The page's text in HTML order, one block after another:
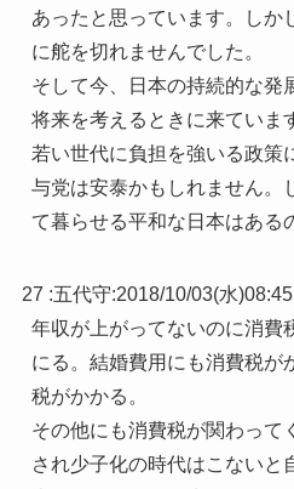
あったと思っています。しか
に舵を切れませんでした。
そして今、日本の持続的な発
将来を考えるときに来ていま
若い世代に負担を強いる政策
与党は安泰かもしれません。
て暮らせる平和な日本はある
27 :五代守:2018/10/03(水
年収が上がってないのに消費
にる。結婚費用にも消費税が
税がかかる。
その他にも消費税が関わって
され少子化の時代はこないと